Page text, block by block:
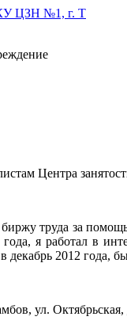
Центра
труда за
я работал в
декабрь 2012 года,
ул. Октябрьская,